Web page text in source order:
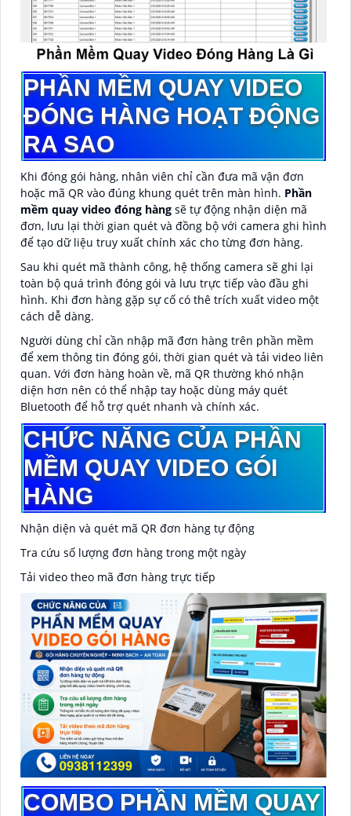
PHẦN MỀM QUAY VIDEO
ĐÓNG HÀNG HOẠT ĐỘNG
RA SAO
Khi đóng gói hàng, nhân viên chỉ cần đưa mã vận đơn
hoặc mã QR vào đúng khung quét trên màn hình. Phần
mềm quay video đóng hàng sẽ tự động nhận diện mã
đơn, lưu lại thời gian quét và đồng bộ với camera ghi hình
để tạo dữ liệu truy xuất chính xác cho từng đơn hàng.
Sau khi quét mã thành công, hệ thống camera sẽ ghi lại
toàn bộ quá trình đóng gói và lưu trực tiếp vào đầu ghi
hình. Khi đơn hàng gặp sự cố có thê trích xuất video một
cách dễ dàng.
Người dùng chỉ cần nhập mã đơn hàng trên phần mềm
để xem thông tin đóng gói, thời gian quét và tải video liên
quan. Với đơn hàng hoàn về, mã QR thường khó nhận
diện hơn nên có thể nhập tay hoặc dùng máy quét
Bluetooth để hỗ trợ quét nhanh và chính xác.
CHỨC NĂNG CỦA PHẦN
MỀM QUAY VIDEO GÓI
HÀNG
Nhận diện và quét mã QR đơn hàng tự động
Tra cứu số lượng đơn hàng trong một ngày
Tải video theo mã đơn hàng trực tiếp
COMBO PHẦN MỀM QUAY